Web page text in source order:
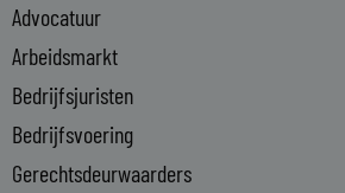
d
i
n
-
i
n
Advocatuur
Arbeidsmarkt
Bedrijfsjuristen
Bedrijfsvoering
Gerechtsdeurwaarders